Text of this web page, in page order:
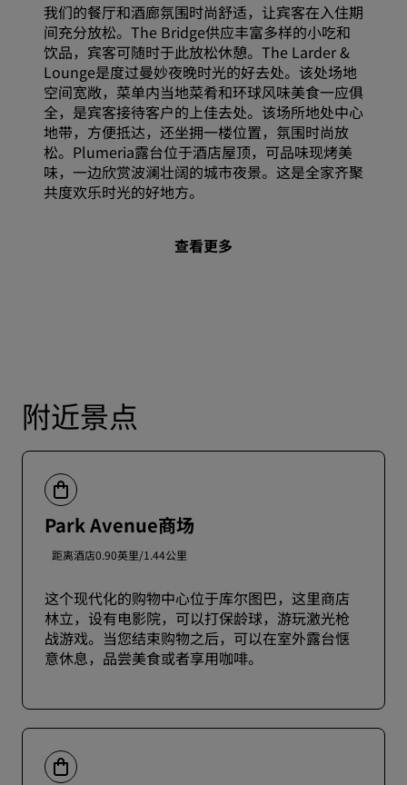
我们的餐厅和酒廊氛围时尚舒适，让宾客在入住期
间充分放松。The Bridge供应丰富多样的小吃和
饮品，宾客可随时于此放松休憩。The Larder &
Lounge是度过曼妙夜晚时光的好去处。该处场地
空间宽敞，菜单内当地菜肴和环球风味美食一应俱
全，是宾客接待客户的上佳去处。该场所地处中心
地带，方便抵达，还坐拥一楼位置，氛围时尚放
松。Plumeria露台位于酒店屋顶，可品味现烤美
味，一边欣赏波澜壮阔的城市夜景。这是全家齐聚
共度欢乐时光的好地方。
查看更多
附近景点
Park Avenue商场
距离酒店0.90英里/1.44公里
这个现代化的购物中心位于库尔图巴，这里商店
林立，设有电影院，可以打保龄球，游玩激光枪
战游戏。当您结束购物之后，可以在室外露台惬
意休息，品尝美食或者享用咖啡。